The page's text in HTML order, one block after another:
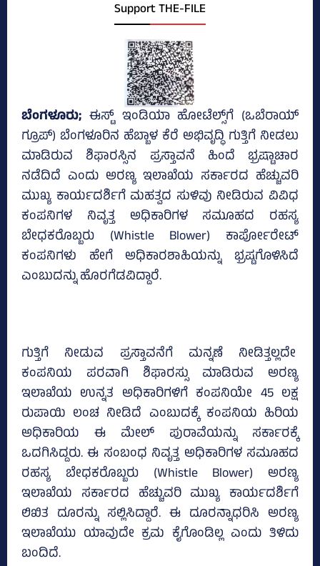
Support THE-FILE
ಬೆಂಗಳೂರು; ಈಸ್ಟ್‌ ಇಂಡಿಯಾ ಹೋಟೆಲ್ಸ್‌ಗೆ (ಒಬೆರಾಯ್‌
ಗ್ರೂಪ್‌) ಬೆಂಗಳೂರಿನ ಹೆಬ್ಬಾಳ ಕೆರೆ ಅಭಿವೃದ್ಧಿ ಗುತ್ತಿಗೆ ನೀಡಲು
ಮಾಡಿರುವ ಶಿಫಾರಸ್ಸಿನ ಪ್ರಸ್ತಾವನೆ ಹಿಂದೆ ಭ್ರಷ್ಟಾಚಾರ
ನಡೆದಿದೆ ಎಂದು ಅರಣ್ಯ ಇಲಾಖೆಯ ಸರ್ಕಾರದ ಹೆಚ್ಚುವರಿ
ಮುಖ್ಯ ಕಾರ್ಯದರ್ಶಿಗೆ ಮಹತ್ವದ ಸುಳಿವು ನೀಡಿರುವ ವಿವಿಧ
ಕಂಪನಿಗಳ ನಿವೃತ್ತ ಅಧಿಕಾರಿಗಳ ಸಮೂಹದ ರಹಸ್ಯ
ಬೇಧಕರೊಬ್ಬರು (Whistle Blower) ಕಾರ್ಪೋರೇಟ್‌
ಕಂಪನಿಗಳು ಹೇಗೆ ಅಧಿಕಾರಶಾಹಿಯನ್ನು ಭ್ರಷ್ಟಗೊಳಿಸಿದೆ
ಎಂಬುದನ್ನು ಹೊರಗೆಡವಿದ್ದಾರೆ.
ಗುತ್ತಿಗೆ ನೀಡುವ ಪ್ರಸ್ತಾವನೆಗೆ ಮನ್ನಣೆ ನೀಡಿತ್ತಲ್ಲದೇ
ಕಂಪನಿಯ ಪರವಾಗಿ ಶಿಫಾರಸ್ಸು ಮಾಡಿರುವ ಅರಣ್ಯ
ಇಲಾಖೆಯ ಉನ್ನತ ಅಧಿಕಾರಿಗಳಿಗೆ ಕಂಪನಿಯೇ 45 ಲಕ್ಷ
ರುಪಾಯಿ ಲಂಚ ನೀಡಿದೆ ಎಂಬುದಕ್ಕೆ ಕಂಪನಿಯ ಹಿರಿಯ
ಅಧಿಕಾರಿಯ ಈ ಮೇಲ್‌ ಪುರಾವೆಯನ್ನು ಸರ್ಕಾರಕ್ಕೆ
ಒದಗಿಸಿದ್ದರು. ಈ ಸಂಬಂಧ ನಿವೃತ್ತ ಅಧಿಕಾರಿಗಳ ಸಮೂಹದ
ರಹಸ್ಯ ಬೇಧಕರೊಬ್ಬರು (Whistle Blower) ಅರಣ್ಯ
ಇಲಾಖೆಯ ಸರ್ಕಾರದ ಹೆಚ್ಚುವರಿ ಮುಖ್ಯ ಕಾರ್ಯದರ್ಶಿಗೆ
ಲಿಖಿತ ದೂರನ್ನು ಸಲ್ಲಿಸಿದ್ದಾರೆ. ಈ ದೂರನ್ನಾಧರಿಸಿ ಅರಣ್ಯ
ಇಲಾಖೆಯು ಯಾವುದೇ ಕ್ರಮ ಕೈಗೊಂಡಿಲ್ಲ ಎಂದು ತಿಳಿದು
ಬಂದಿದೆ.